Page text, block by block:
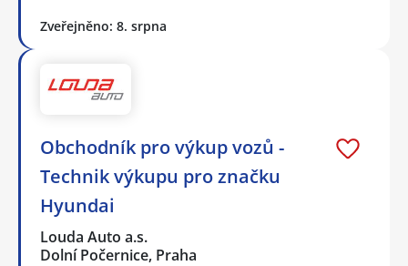
Zveřejněno: 8. srpna
Obchodník pro výkup vozů -
Technik výkupu pro značku
Hyundai
Louda Auto a.s.
Dolní Počernice, Praha